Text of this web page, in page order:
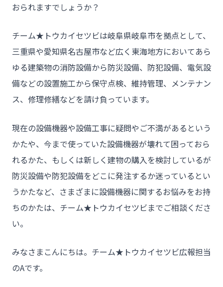
おられますでしょうか？
チーム★トウカイセツビは岐阜県岐阜市を拠点として、
三重県や愛知県名古屋市など広く東海地方においてあら
ゆる建築物の消防設備から防災設備、防犯設備、電気設
備などの設置施工から保守点検、維持管理、メンテナン
ス、修理修繕などを請け負っています。
現在の設備機器や設備工事に疑問やご不満があるという
かたや、今まで使っていた設備機器が壊れて困っておら
れるかた、もしくは新しく建物の購入を検討しているが
防災設備や防犯設備をどこに発注するか迷っているとい
うかたなど、さまざまに設備機器に関するお悩みをお持
ちのかたは、チーム★トウカイセツビまでご相談くださ
い。
みなさまこんにちは。チーム★トウカイセツビ広報担当
のAです。